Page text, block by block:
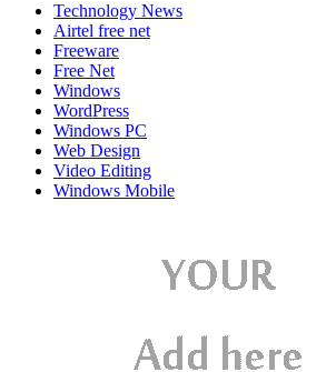
Technology News
Airtel free net
Freeware
Free Net
Windows
WordPress
Windows PC
Web Design
Video Editing
Windows Mobile